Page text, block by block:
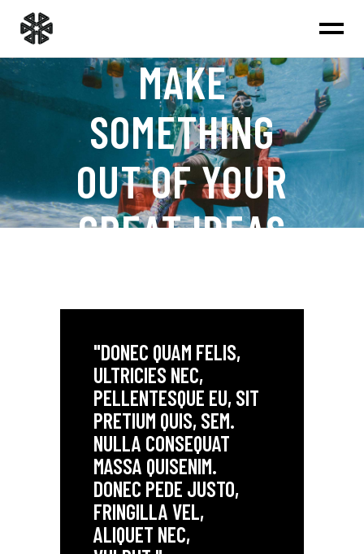
MAKE
SOMETHING
OUT OF YOUR
GREAT IDEAS
"DONEC QUAM FELIS,
ULTRICIES NEC,
PELLENTESQUE EU, SIT
PRETIUM QUIS, SEM.
NULLA CONSEQUAT
MASSA QUISENIM.
DONEC PEDE JUSTO,
FRINGILLA VEL,
ALIQUET NEC,